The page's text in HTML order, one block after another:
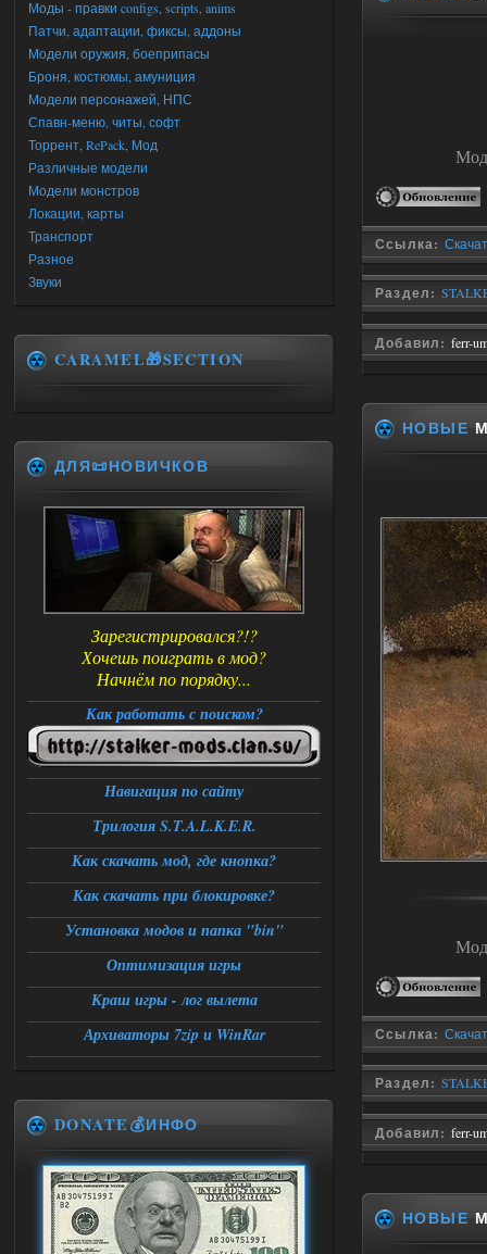
Ссылка:
Раздел:
Добавил: ferr-
НОВЫЕ
Ссылка:
Раздел:
Добавил: ferr-
НОВЫЕ
Моды - правки configs, scripts, anims
Патчи, адаптации, фиксы, аддоны
Модели оружия, боеприпасы
Броня, костюмы, амуниция
Модели персонажей, НПС
Спавн-меню, читы, софт
Торрент, RePack, Мод
Различные модели
Модели монстров
Локации, карты
Транспорт
Разное
Звуки
CARAMEL🎁SECTION
ДЛЯ📜НОВИЧКОВ
Зарегистрировался?!?
Хочешь поиграть в мод?
Начнём по порядку...
Как работать с поиском?
Навигация по сайту
Трилогия S.T.A.L.K.E.R.
Как скачать мод, где кнопка?
Как скачать при блокировке?
Установка модов и папка "bin"
Оптимизация игры
Краш игры - лог вылета
Архиваторы 7zip и WinRar
DONATE💰ИНФО